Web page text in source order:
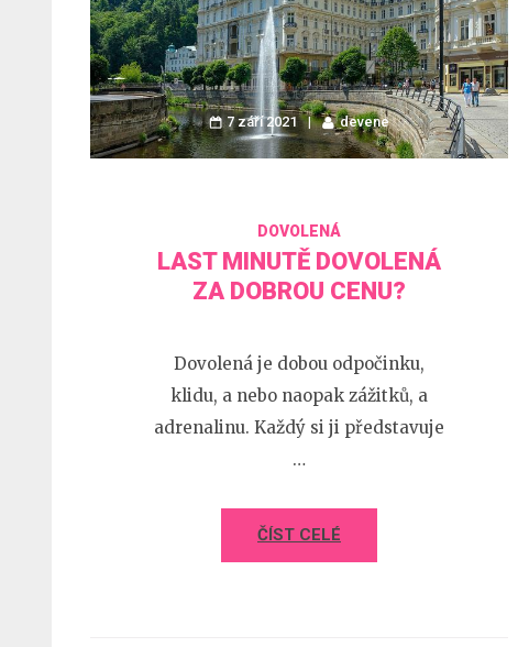
7 září 2021 devene
DOVOLENÁ
LAST MINUTĚ DOVOLENÁ
ZA DOBROU CENU?
Dovolená je dobou odpočinku,
klidu, a nebo naopak zážitků, a
adrenalinu. Každý si ji představuje
…
ČÍST CELÉ